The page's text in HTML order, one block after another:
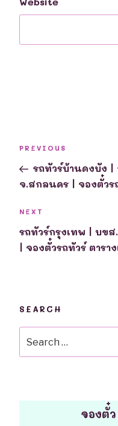
navigation
Previous
Post
PREVIOUS
รถทัวร์บ้านดงบัง
จ.สกลนคร | จองตั๋วร
Next
Post
NEXT
รถทัวร์กรุงเทพ | บข
| จองตั๋วรถทัวร์ ตารา
SEARCH
for:
จองตั๋